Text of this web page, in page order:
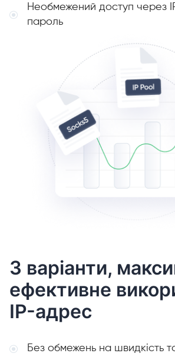
Необмежений доступ через
пароль
3 варіанти,
ефективне
IP-адрес
Без обмежень на швидкість